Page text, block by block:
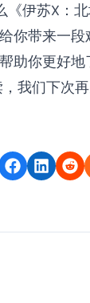
《伊苏X：
你带来一段
助你更好
我们下次再